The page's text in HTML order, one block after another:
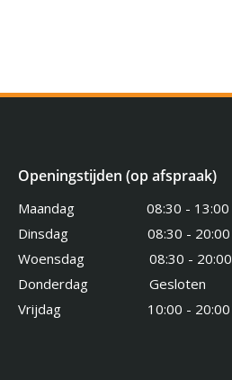
Openingstijden (op afspraak)
Maandag 08:30 - 13:00
Dinsdag 08:30 - 20:00
Woensdag 08:30 - 20:00
Donderdag Gesloten
Vrijdag 10:00 - 20:00